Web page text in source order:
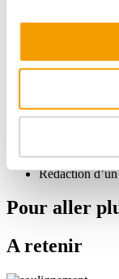
Validation des
terrassement
Contrôle des
Diagnostic
Mise à jours de
Rédaction
Pour aller
A retenir